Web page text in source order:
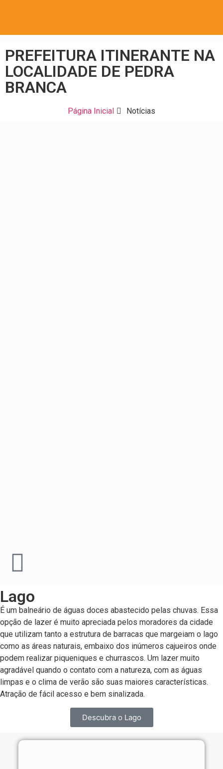
PREFEITURA ITINERANTE NA
LOCALIDADE DE PEDRA
BRANCA
Página Inicial Notícias
Lago
É um balneário de águas doces abastecido pelas chuvas. Essa
opção de lazer é muito apreciada pelos moradores da cidade
que utilizam tanto a estrutura de barracas que margeiam o lago
como as áreas naturais, embaixo dos inúmeros cajueiros onde
podem realizar piqueniques e churrascos. Um lazer muito
agradável quando o contato com a natureza, com as águas
limpas e o clima de verão são suas maiores características.
Atração de fácil acesso e bem sinalizada.
Descubra o Lago